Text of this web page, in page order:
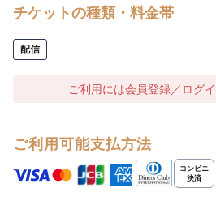
チケットの種類・料金帯
配信
ご利用には会員登録／ログイ
ご利用可能支払方法